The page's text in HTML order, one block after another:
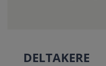
DELTAKERE